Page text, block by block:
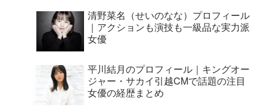
清野菜名（せいのなな）プロフィール
｜アクションも演技も一級品な実力派
女優
平川結月のプロフィール｜キングオー
ジャー・サカイ引越CMで話題の注目
女優の経歴まとめ